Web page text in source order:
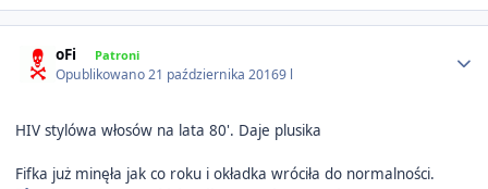
oFi Patroni
Opublikowano21 października 20169 l
HIV stylówa włosów na lata 80'. Daje plusika
Fifka już minęła jak co roku i okładka wróciła do normalności.